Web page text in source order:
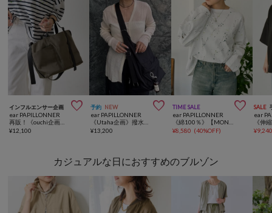
インフルエンサー企画 
ear PAPILLONNER
¥12,100
予約 NEW 
ear PAPILLONNER
¥13,200
TIME SALE 
ear PAPILLONNER
¥8,580 (40%OFF)
SALE
ear
¥
カジュアルな日におすすめのブルゾン